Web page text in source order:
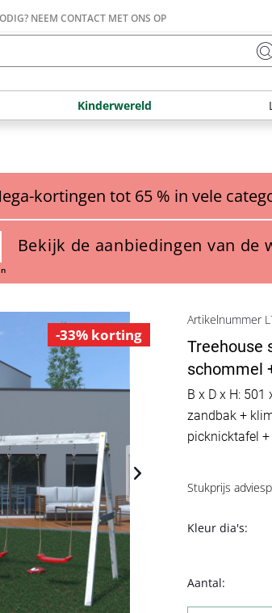
NEEM CONTACT MET ONS OP
Kinderwereld
kortingen tot 65 % in vele
Bekijk de aanbiedingen van de
-33% korting
Artikelnummer
Treehouse
schommel
B x D x H:
zandbak +
picknicktafel
Stukprijs
Kleur dia's:
Aantal: